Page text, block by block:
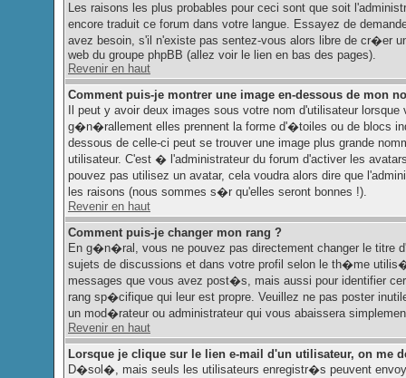
Les raisons les plus probables pour ceci sont que soit
encore traduit ce forum dans votre langue. Essayez de
avez besoin, s'il n'existe pas sentez-vous alors libre de cr�er
web du groupe phpBB (allez voir le lien en bas des pages).
Revenir en haut
Comment puis-je montrer une image en-dessous de mon
Il peut y avoir deux images sous votre nom d'utilisateur
g�n�rallement elles prennent la forme d'�toiles ou de blocs
dessous de celle-ci peut se trouver une image plus grande
utilisateur. C'est � l'administrateur du forum d'activer les
pouvez pas utilisez un avatar, cela voudra alors dire que
les raisons (nous sommes s�r qu'elles seront bonnes !).
Revenir en haut
Comment puis-je changer mon rang ?
En g�n�ral, vous ne pouvez pas directement changer le titre
sujets de discussions et dans votre profil selon le th�me
messages que vous avez post�s, mais aussi pour identifier
rang sp�cifique qui leur est propre. Veuillez ne pas poster
un mod�rateur ou administrateur qui vous abaissera
Revenir en haut
Lorsque je clique sur le lien e-mail d'un utilisateur, on me
D�sol�, mais seuls les utilisateurs enregistr�s peuvent